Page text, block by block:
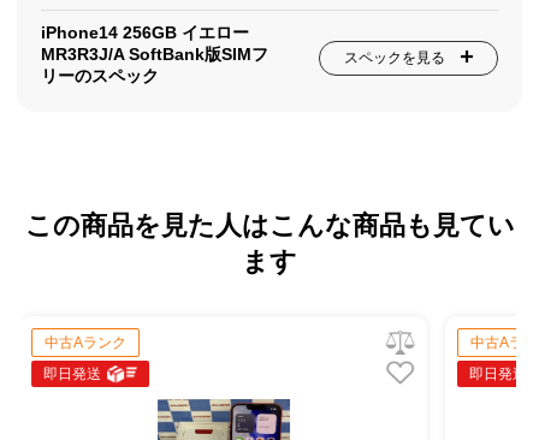
iPhone14 256GB イエロー
MR3R3J/A SoftBank版SIMフ
リーのスペック
スペックを見る
この商品を見た人はこんな商品も見てい
ます